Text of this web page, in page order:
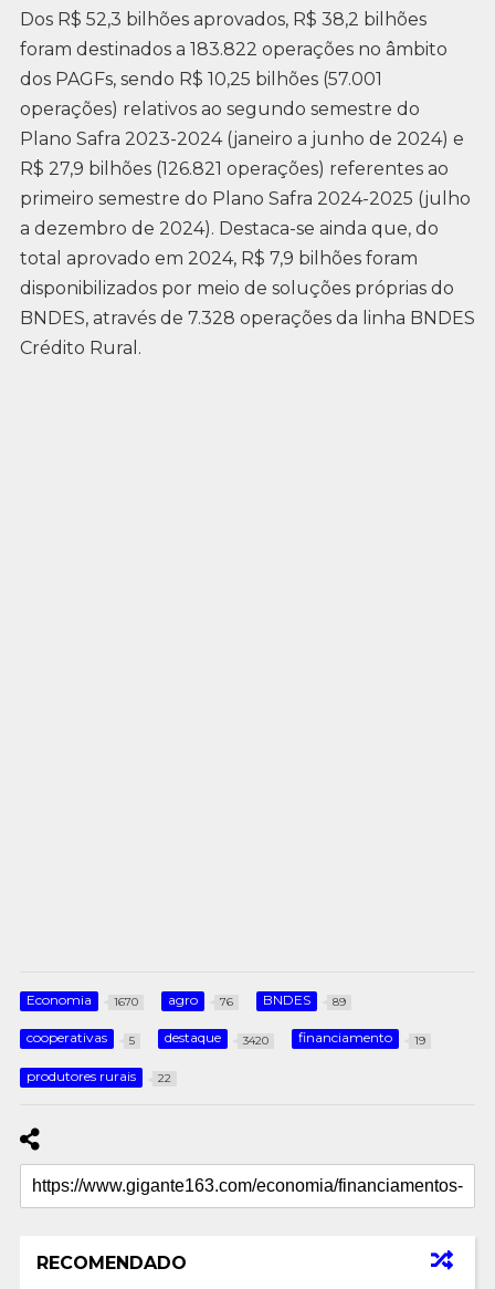
Dos R$ 52,3 bilhões aprovados, R$ 38,2 bilhões
foram destinados a 183.822 operações no âmbito
dos PAGFs, sendo R$ 10,25 bilhões (57.001
operações) relativos ao segundo semestre do
Plano Safra 2023-2024 (janeiro a junho de 2024) e
R$ 27,9 bilhões (126.821 operações) referentes ao
primeiro semestre do Plano Safra 2024-2025 (julho
a dezembro de 2024). Destaca-se ainda que, do
total aprovado em 2024, R$ 7,9 bilhões foram
disponibilizados por meio de soluções próprias do
BNDES, através de 7.328 operações da linha BNDES
Crédito Rural.
Economia 1670 agro 76 BNDES 89
cooperativas 5 destaque 3420 financiamento 19
produtores rurais 22
RECOMENDADO